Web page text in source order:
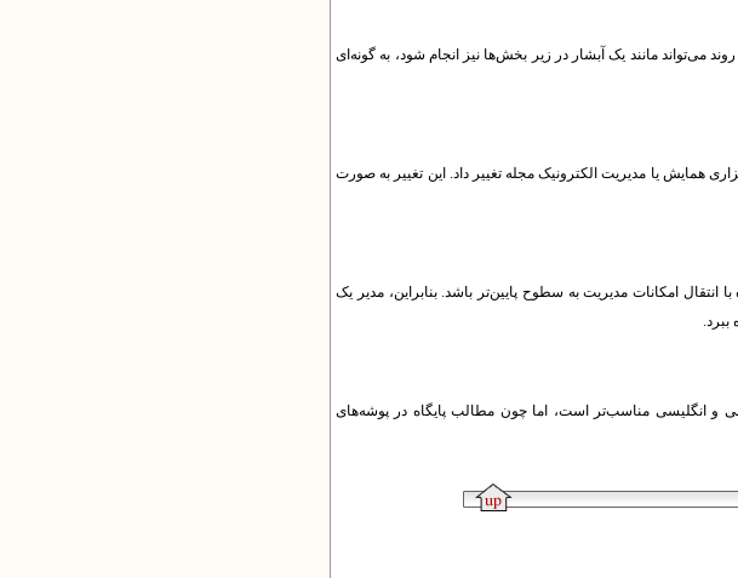
می‌تواند مانند یک آبشار در زیر بخش‌ها نیز انجام شود، به گونه‌ای
همایش یا مدیریت الکترونیک مجله تغییر داد. این تغییر به‌ صورت
امکانات مدیریت به سطوح پایین‌تر باشد. بنابراین، مدیر یک
و انگلیسی مناسب‌تر است، اما چون مطالب پایگاه در پوشه‌های